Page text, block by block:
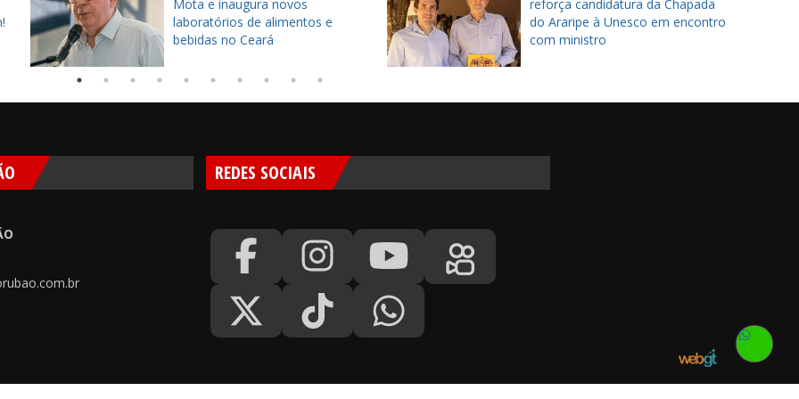
Mota e inaugura novos
laboratórios de alimentos e
bebidas no Ceará
reforça candidatura da Chapada
do Araripe à Unesco em encontro
com ministro
REDES SOCIAIS